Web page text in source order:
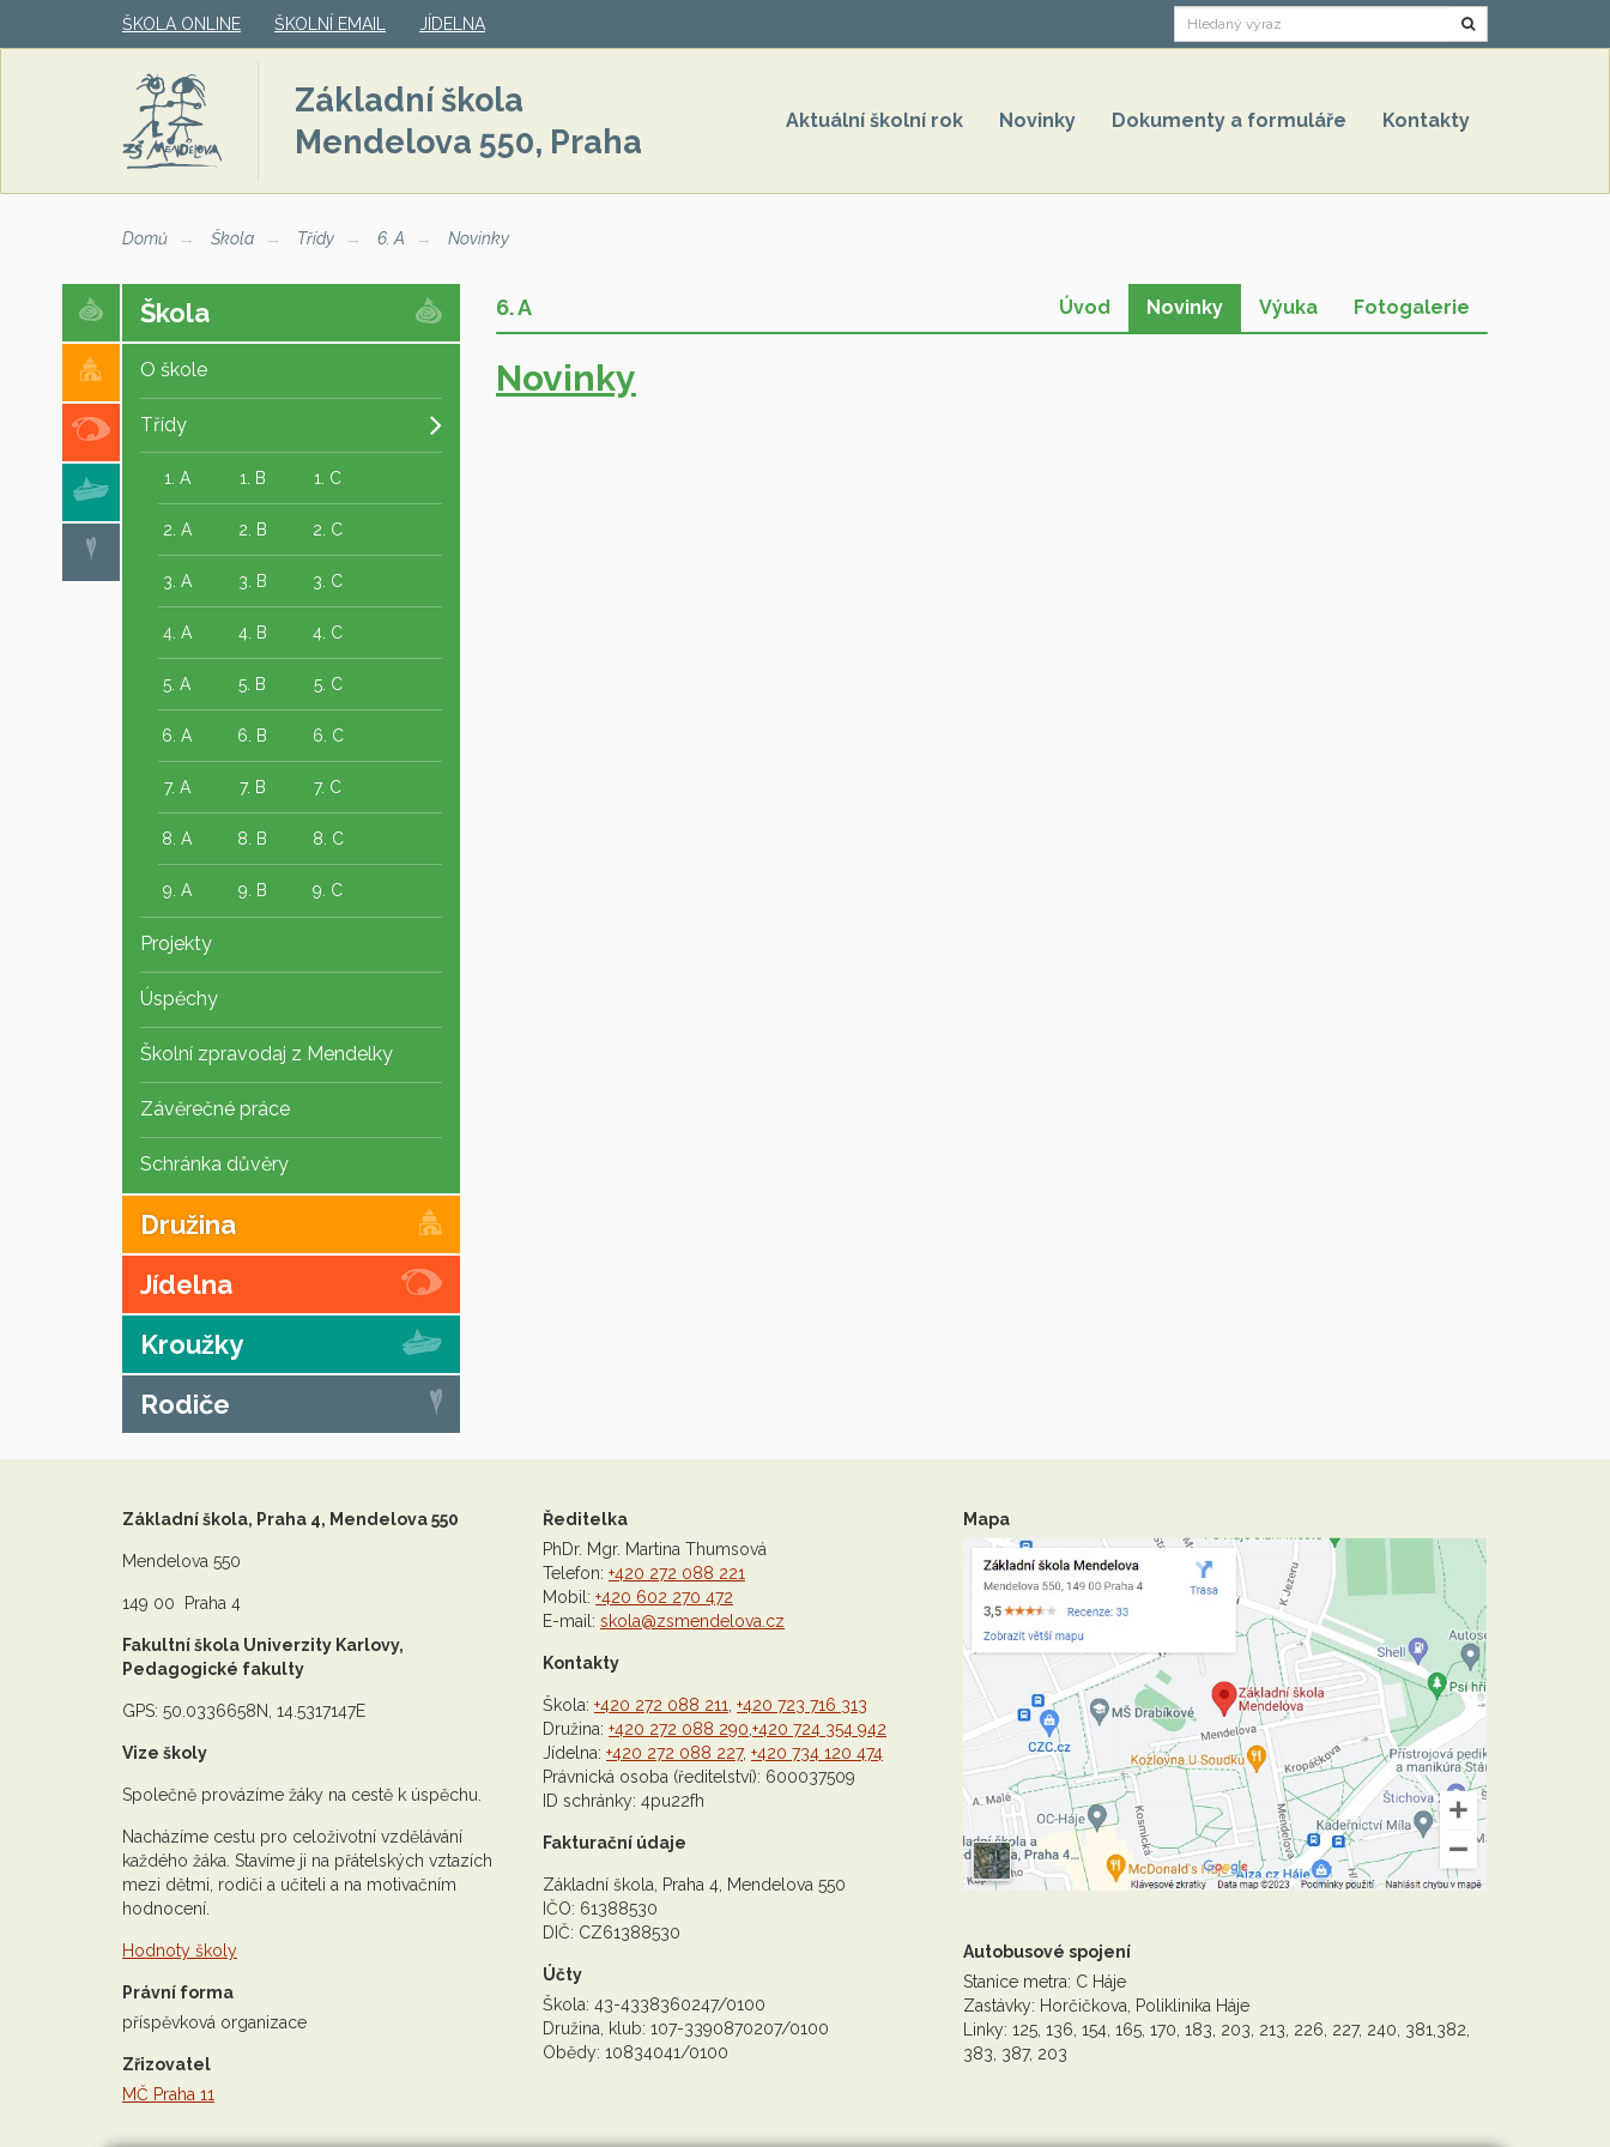
ŠKOLA ONLINE ŠKOLNÍ EMAIL JÍDELNA Hledat
Základní škola
Mendelova 550, Praha
Aktuální školní rok Novinky Dokumenty a formuláře Kontakty
Domů Škola Třídy 6. A Novinky
Škola
O škole
Třídy
1. A 1. B 1. C
2. A 2. B 2. C
3. A 3. B 3. C
4. A 4. B 4. C
5. A 5. B 5. C
6. A 6. B 6. C
7. A 7. B 7. C
8. A 8. B 8. C
9. A 9. B 9. C
Projekty
Úspěchy
Školní zpravodaj z Mendelky
Závěrečné práce
Schránka důvěry
Družina
Jídelna
Kroužky
Rodiče
6. A Úvod Novinky Výuka Fotogalerie
Novinky
Základní škola, Praha 4, Mendelova 550
Mendelova 550
149 00 Praha 4
Fakultní škola Univerzity Karlovy,
Pedagogické fakulty
GPS: 50.0336658N, 14.5317147E
Vize školy
Společně provázíme žáky na cestě k úspěchu.
Nacházíme cestu pro celoživotní vzdělávání
každého žáka. Stavíme ji na přátelských vztazích
mezi dětmi, rodiči a učiteli a na motivačním
hodnocení.
Hodnoty školy
Právní forma
příspěvková organizace
Zřizovatel
MČ Praha 11
Ředitelka
PhDr. Mgr. Martina Thumsová
Telefon: +420 272 088 221
Mobil: +420 602 270 472
E-mail: skola@zsmendelova.cz
Kontakty
Škola: +420 272 088 211 +420 723 716 313
Družina: +420 272 088 290 +420 724 354 942
Jídelna: +420 272 088 227, +420 734 120 474
Právnická osoba (ředitelství): 600037509
ID schránky: 4pu22fh
Fakturační údaje
Základní škola, Praha 4, Mendelova 550
IČO: 61388530
DIČ: CZ61388530
Účty
Škola: 43-4338360247/0100
Družina, klub: 107-3390870207/0100
Obědy: 10834041/0100
Mapa
Autobusové spojení
Stanice metra: C Háje
Zastávky: Horčičkova, Poliklinika Háje
Linky: 125, 136, 154, 165, 170, 183, 203, 213, 226, 227, 240, 381,382,
383, 387, 203